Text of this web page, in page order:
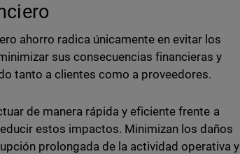
ahorro radica únicamente en evitar los
sus consecuencias financieras y
tanto a clientes como a proveedores.
de manera rápida y eficiente frente a
estos impactos. Minimizan los daños
prolongada de la actividad operativa y